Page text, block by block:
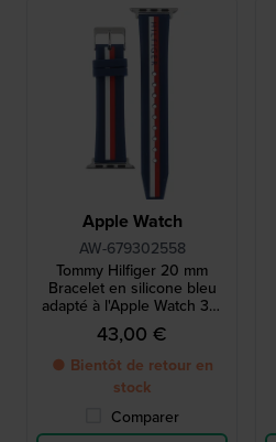
Apple Watch
AW-679302558
Tommy Hilfiger 20 mm
Bracelet en silicone bleu
adapté à l'Apple Watch 38-
40-41 mm
43,00 €
● Bientôt de retour en
stock
Comparer